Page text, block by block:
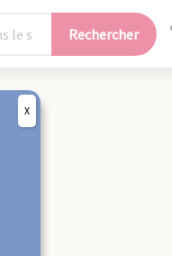
Rechercher
X